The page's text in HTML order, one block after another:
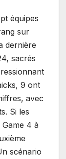
équipes
sur
dernière
sacrés
9 ont
avec
Si les
Game 4 à
scénario